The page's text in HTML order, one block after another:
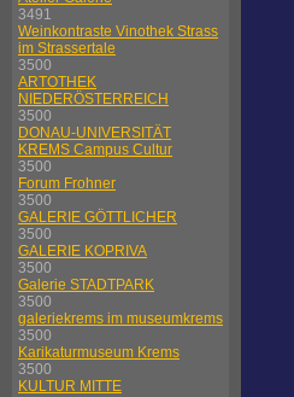
3491
Weinkontraste Vinothek Strass
im Strassertale
3500
ARTOTHEK
NIEDERÖSTERREICH
3500
DONAU-UNIVERSITÄT
KREMS Campus Cultur
3500
Forum Frohner
3500
GALERIE GÖTTLICHER
3500
GALERIE KOPRIVA
3500
Galerie STADTPARK
3500
galeriekrems im museumkrems
3500
Karikaturmuseum Krems
3500
KULTUR MITTE